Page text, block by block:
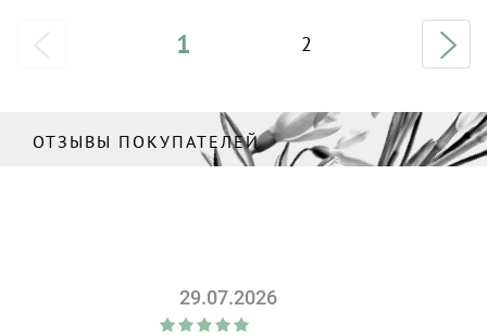
1 2
ОТЗЫВЫ ПОКУПАТЕЛЕЙ
29.07.2026